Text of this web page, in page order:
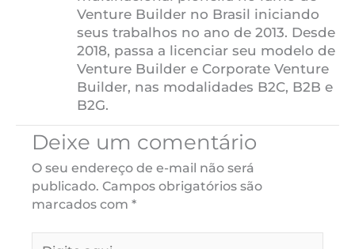
Venture Builder no Brasil iniciando
seus trabalhos no ano de 2013. Desde
2018, passa a licenciar seu modelo de
Venture Builder e Corporate Venture
Builder, nas modalidades B2C, B2B e
B2G.
Deixe um comentário
O seu endereço de e-mail não será
publicado. Campos obrigatórios são
marcados com *